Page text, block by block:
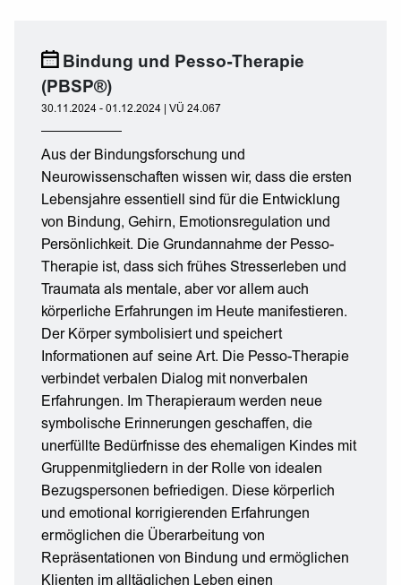
Bindung und Pesso-Therapie
(PBSP®)
30.11.2024 - 01.12.2024 | VÜ 24.067
Aus der Bindungsforschung und
Neurowissenschaften wissen wir, dass die ersten
Lebensjahre essentiell sind für die Entwicklung
von Bindung, Gehirn, Emotionsregulation und
Persönlichkeit. Die Grundannahme der Pesso-
Therapie ist, dass sich frühes Stresserleben und
Traumata als mentale, aber vor allem auch
körperliche Erfahrungen im Heute manifestieren.
Der Körper symbolisiert und speichert
Informationen auf seine Art. Die Pesso-Therapie
verbindet verbalen Dialog mit nonverbalen
Erfahrungen. Im Therapieraum werden neue
symbolische Erinnerungen geschaffen, die
unerfüllte Bedürfnisse des ehemaligen Kindes mit
Gruppenmitgliedern in der Rolle von idealen
Bezugspersonen befriedigen. Diese körperlich
und emotional korrigierenden Erfahrungen
ermöglichen die Überarbeitung von
Repräsentationen von Bindung und ermöglichen
Klienten im alltäglichen Leben einen